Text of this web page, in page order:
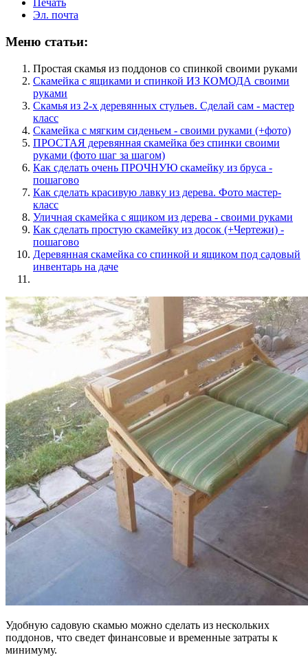
Печать
Эл. почта
Меню статьи:
Простая скамья из поддонов со спинкой своими руками
Скамейка с ящиками и спинкой ИЗ КОМОДА своими
руками
Скамья из 2-х деревянных стульев. Сделай сам - мастер
класс
Скамейка с мягким сиденьем - своими руками (+фото)
ПРОСТАЯ деревянная скамейка без спинки своими
руками (фото шаг за шагом)
Как сделать очень ПРОЧНУЮ скамейку из бруса -
пошагово
Как сделать красивую лавку из дерева. Фото мастер-
класс
Уличная скамейка с ящиком из дерева - своими руками
Как сделать простую скамейку из досок (+Чертежи) -
пошагово
Деревянная скамейка со спинкой и ящиком под садовый
инвентарь на даче
Удобную садовую скамью можно сделать из нескольких
поддонов, что сведет финансовые и временные затраты к
минимуму.